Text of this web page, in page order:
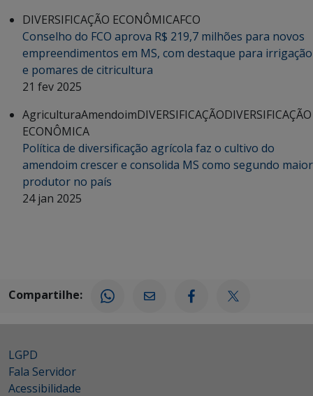
DIVERSIFICAÇÃO ECONÔMICAFCO
Conselho do FCO aprova R$ 219,7 milhões para novos
empreendimentos em MS, com destaque para irrigação
e pomares de citricultura
21 fev 2025
AgriculturaAmendoimDIVERSIFICAÇÃODIVERSIFICAÇÃO
ECONÔMICA
Política de diversificação agrícola faz o cultivo do
amendoim crescer e consolida MS como segundo maior
produtor no país
24 jan 2025
Compartilhe:
LGPD
Fala Servidor
Acessibilidade